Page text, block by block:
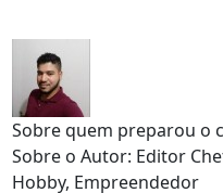
Sobre quem preparou o
Sobre o Autor: Editor
Hobby, Empreendedor